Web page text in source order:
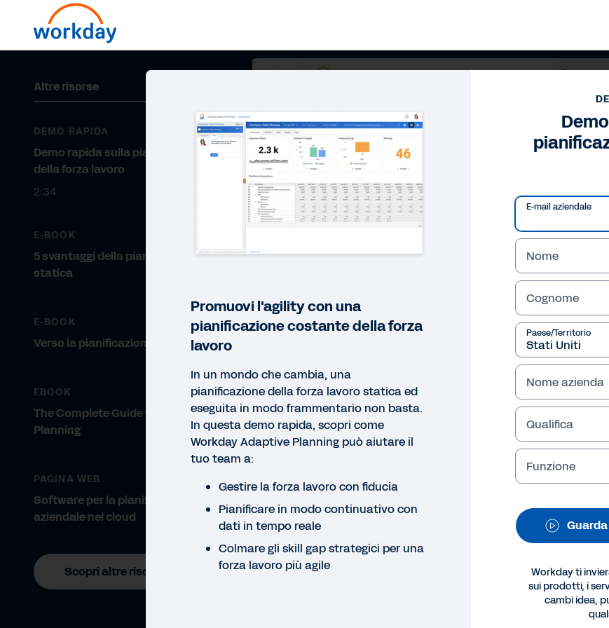
Demo rapida sulla
Scopri come Workday Adaptive Planning può aiutare il
prendere decisioni più velocemente e sviluppare piani
Note legali
Cookie
©2026
Altre risorse
DEMO RAPIDA
Demo rapida sulla pianificazione
della forza lavoro
2:34
E-BOOK
5 svantaggi della pianificazione
statica
E-BOOK
Verso la pianificazione moderna
EBOOK
The Complete Guide to Modern
Planning
PAGINA WEB
Software per la pianificazione
aziendale nel cloud
Scopri altre risorse
E-mail aziendale
Nome
Cognome
Paese/Territorio
Nome azienda
Qualifica
Funzione
Workday ti
sui prodotti, i
cambi idea,
Promuovi l'agility con una
pianificazione costante della forza
lavoro
In un mondo che cambia, una
pianificazione della forza lavoro statica ed
eseguita in modo frammentario non basta.
In questa demo rapida, scopri come
Workday Adaptive Planning può aiutare il
tuo team a:
Gestire la forza lavoro con fiducia
Pianificare in modo continuativo con
dati in tempo reale
Colmare gli skill gap strategici per una
forza lavoro più agile